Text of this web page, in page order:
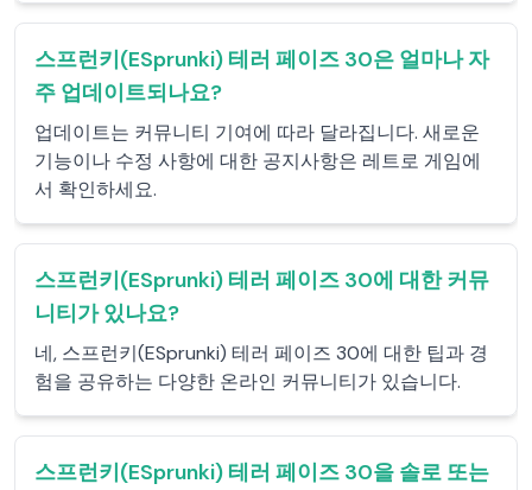
스프런키(ESprunki) 테러 페이즈 30은 얼마나 자
주 업데이트되나요?
업데이트는 커뮤니티 기여에 따라 달라집니다. 새로운
기능이나 수정 사항에 대한 공지사항은 레트로 게임에
서 확인하세요.
스프런키(ESprunki) 테러 페이즈 30에 대한 커뮤
니티가 있나요?
네, 스프런키(ESprunki) 테러 페이즈 30에 대한 팁과 경
험을 공유하는 다양한 온라인 커뮤니티가 있습니다.
스프런키(ESprunki) 테러 페이즈 30을 솔로 또는